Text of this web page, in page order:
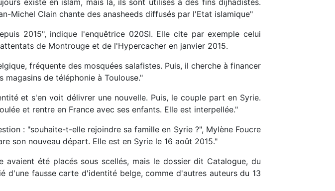
existé en islam, mais là, ils sont utilisés à des fins dijhadistes.
Michel Clain chante des anasheeds diffusés par l'Etat islamique"
2015", indique l'enquêtrice 020SI. Elle cite par exemple celui
de Montrouge et de l'Hypercacher en janvier 2015.
fréquente des mosquées salafistes. Puis, il cherche à financer
de téléphonie à Toulouse."
et s'en voit délivrer une nouvelle. Puis, le couple part en Syrie.
et rentre en France avec ses enfants. Elle est interpellée."
: "souhaite-t-elle rejoindre sa famille en Syrie ?", Mylène Foucre
son nouveau départ. Elle est en Syrie le 16 août 2015."
été placés sous scellés, mais le dossier dit Catalogue, du
d'une fausse carte d'identité belge, comme d'autres auteurs du 13